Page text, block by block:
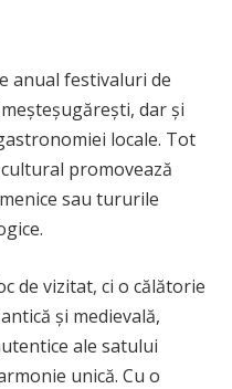
anual festivaluri de
dar și
locale. Tot
promovează
sau tururile
de vizitat, ci o călătorie
și medievală,
ale satului
unică. Cu o